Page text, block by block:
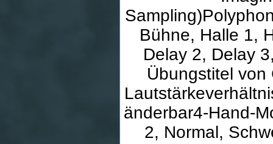
Bühne, Halle 1,
Delay 2, Delay
Übungstitel von
änderbar4-Hand-
2, Normal,